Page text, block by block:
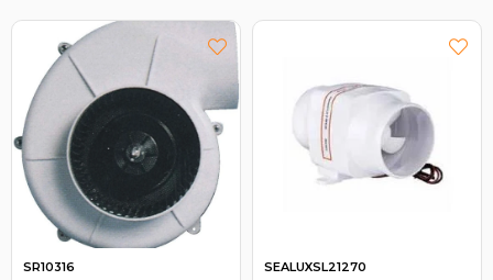
SR10316 SEALUXSL21270